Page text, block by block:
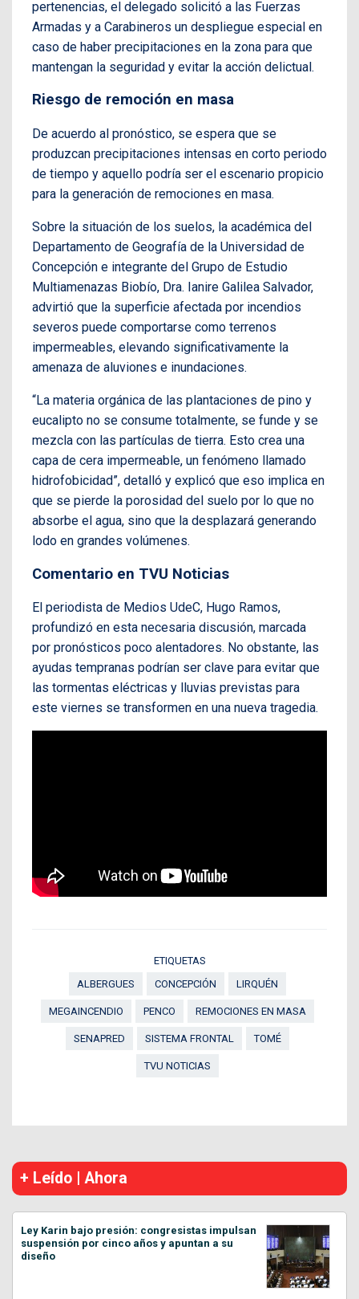
pertenencias, el delegado solicitó a las Fuerzas
Armadas y a Carabineros un despliegue especial en
caso de haber precipitaciones en la zona para que
mantengan la seguridad y evitar la acción delictual.
Riesgo de remoción en masa
De acuerdo al pronóstico, se espera que se
produzcan precipitaciones intensas en corto periodo
de tiempo y aquello podría ser el escenario propicio
para la generación de remociones en masa.
Sobre la situación de los suelos, la académica del
Departamento de Geografía de la Universidad de
Concepción e integrante del Grupo de Estudio
Multiamenazas Biobío, Dra. Ianire Galilea Salvador,
advirtió que la superficie afectada por incendios
severos puede comportarse como terrenos
impermeables, elevando significativamente la
amenaza de aluviones e inundaciones.
“La materia orgánica de las plantaciones de pino y
eucalipto no se consume totalmente, se funde y se
mezcla con las partículas de tierra. Esto crea una
capa de cera impermeable, un fenómeno llamado
hidrofobicidad”, detalló y explicó que eso implica en
que se pierde la porosidad del suelo por lo que no
absorbe el agua, sino que la desplazará generando
lodo en grandes volúmenes.
Comentario en TVU Noticias
El periodista de Medios UdeC, Hugo Ramos,
profundizó en esta necesaria discusión, marcada
por pronósticos poco alentadores. No obstante, las
ayudas tempranas podrían ser clave para evitar que
las tormentas eléctricas y lluvias previstas para
este viernes se transformen en una nueva tragedia.
ETIQUETAS
ALBERGUES
CONCEPCIÓN LIRQUÉN
MEGAINCENDIO PENCO REMOCIONES EN MASA
SENAPRED SISTEMA FRONTAL TOMÉ
TVU NOTICIAS
+ Leído | Ahora
Ley Karin bajo presión: congresistas impulsan
suspensión por cinco años y apuntan a su
diseño